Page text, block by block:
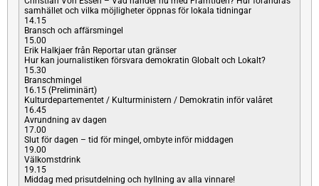
samhället och vilka möjligheter öppnas för lokala tidningar
14.15
Bransch och affärsmingel
15.00
Erik Halkjaer från Reportar utan gränser
Hur kan journalistiken försvara demokratin Globalt och Lokalt?
15.30
Branschmingel
16.15 (Preliminärt)
Kulturdepartementet / Kulturministern / Demokratin inför valåret
16.45
Avrundning av dagen
17.00
Slut för dagen – tid för mingel, ombyte inför middagen
19.00
Välkomstdrink
19.15
Middag med prisutdelning och hyllning av alla vinnare!